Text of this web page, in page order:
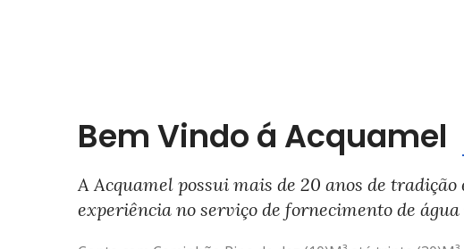
Bem Vindo á Acquamel
A Acquamel possui mais de 20 anos de tradição
experiência no serviço de fornecimento de água